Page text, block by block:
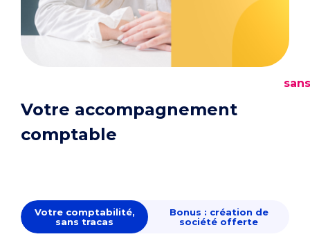
Votre accompagnement
comptable
Votre comptabilité,
sans tracas
Bonus : création de
société offerte